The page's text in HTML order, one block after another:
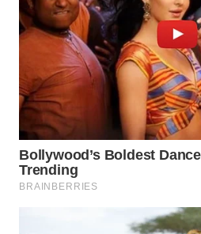
WAHANA
ADVOKAT
WAHANA
INFRASTRUKTUR
WAHANA
KONSUMEN